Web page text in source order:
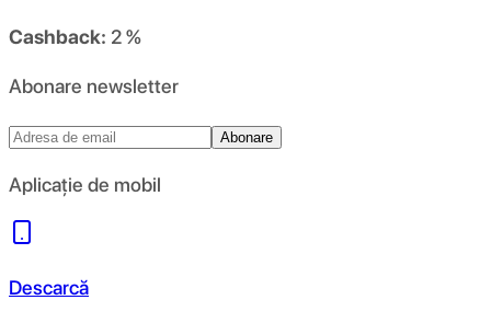
Cashback: 2 %
Abonare newsletter
Abonare
Aplicație de mobil
Descarcă